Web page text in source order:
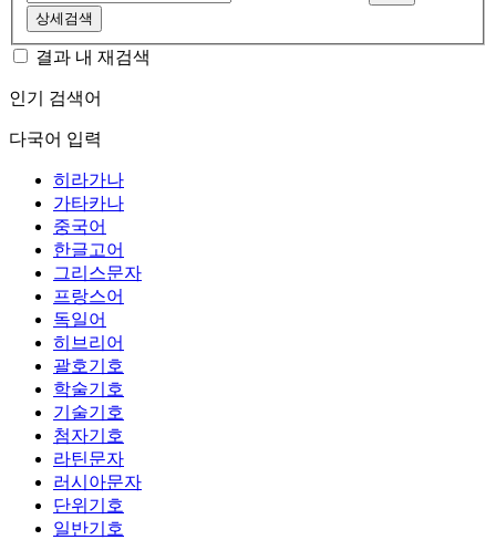
상세검색
결과 내 재검색
인기 검색어
다국어 입력
히라가나
가타카나
중국어
한글고어
그리스문자
프랑스어
독일어
히브리어
괄호기호
학술기호
기술기호
첨자기호
라틴문자
러시아문자
단위기호
일반기호